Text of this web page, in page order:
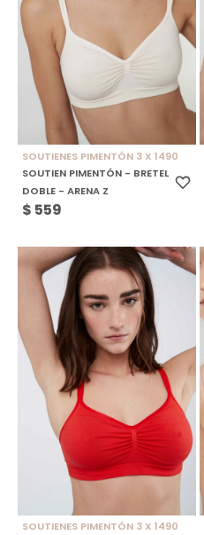
SOUTIENES PIMENTÓN 3 X 1490
SOUTIEN PIMENTÓN - BRETEL
DOBLE - ARENA Z
$ 559
SOUTIENES PIMENTÓN 3 X 1490